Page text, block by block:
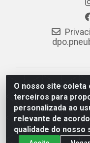
O nosso site coleta
terceiros para
personalizada ao
relevante de
qualidade do nosso
PneuBras -
Jaboatão dos
08.678.386/0001-